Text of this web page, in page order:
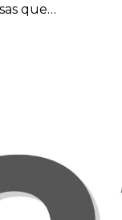
que…